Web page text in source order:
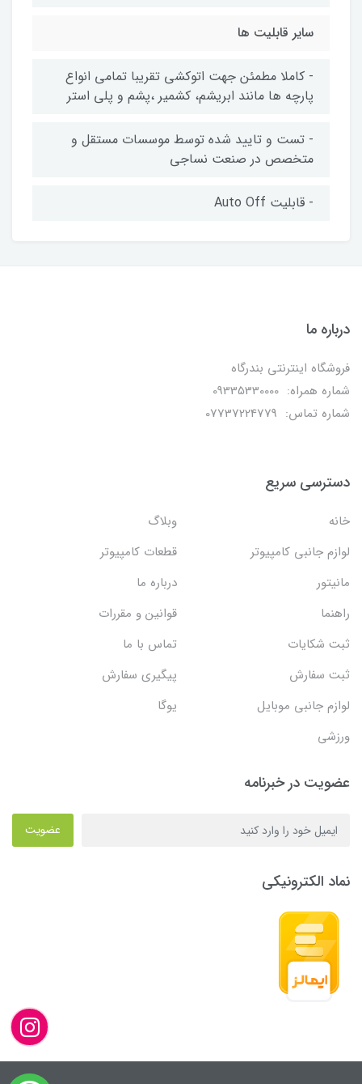
سایر قابلیت ها
- کاملا مطمئن جهت اتوکشی تقریبا تمامی انواع
پارچه ها مانند ابریشم، کشمیر ،پشم و پلی استر
- تست و تایید شده توسط موسسات مستقل و
متخصص در صنعت نساجی
- قابلیت Auto Off
درباره ما
فروشگاه اینترنتی بندرگاه
شماره همراه: 09335330000
شماره تماس: 07737224779
دسترسی سریع
خانه
وبلاگ
لوازم جانبی کامپیوتر
قطعات کامپیوتر
مانیتور
درباره ما
راهنما
قوانین و مقررات
ثبت شکایات
تماس با ما
ثبت سفارش
پیگیری سفارش
لوازم جانبی موبایل
یوگا
ورزشی
عضویت در خبرنامه
عضویت
نماد الکترونیکی